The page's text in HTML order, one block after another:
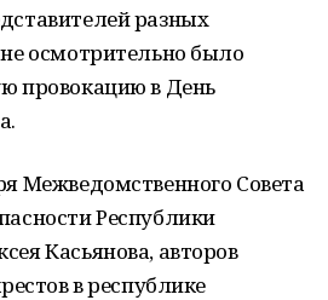
разных
осмотрительно было
провокацию в День
Межведомственного Совета
Республики
Касьянова, авторов
в республике